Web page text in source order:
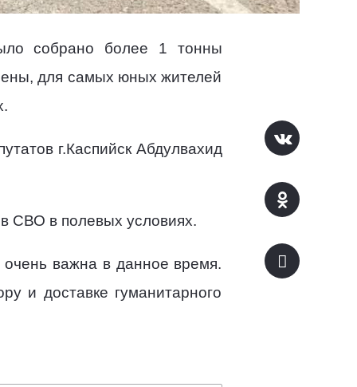
собрано более 1 тонны
для самых юных жителей
г.Каспийск Абдулвахид
СВО в полевых условиях.
важна в данное время.
и доставке гуманитарного